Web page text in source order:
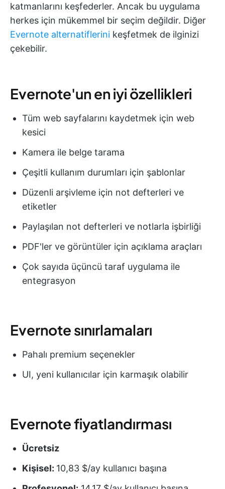
katmanlarını keşfederler. Ancak bu uygulama
herkes için mükemmel bir seçim değildir. Diğer
Evernote alternatiflerini keşfetmek de ilginizi
çekebilir.
Evernote'un en iyi özellikleri
Tüm web sayfalarını kaydetmek için web
kesici
Kamera ile belge tarama
Çeşitli kullanım durumları için şablonlar
Düzenli arşivleme için not defterleri ve
etiketler
Paylaşılan not defterleri ve notlarla işbirliği
PDF'ler ve görüntüler için açıklama araçları
Çok sayıda üçüncü taraf uygulama ile
entegrasyon
Evernote sınırlamaları
Pahalı premium seçenekler
UI, yeni kullanıcılar için karmaşık olabilir
Evernote fiyatlandırması
Ücretsiz
Kişisel: 10,83 $/ay kullanıcı başına